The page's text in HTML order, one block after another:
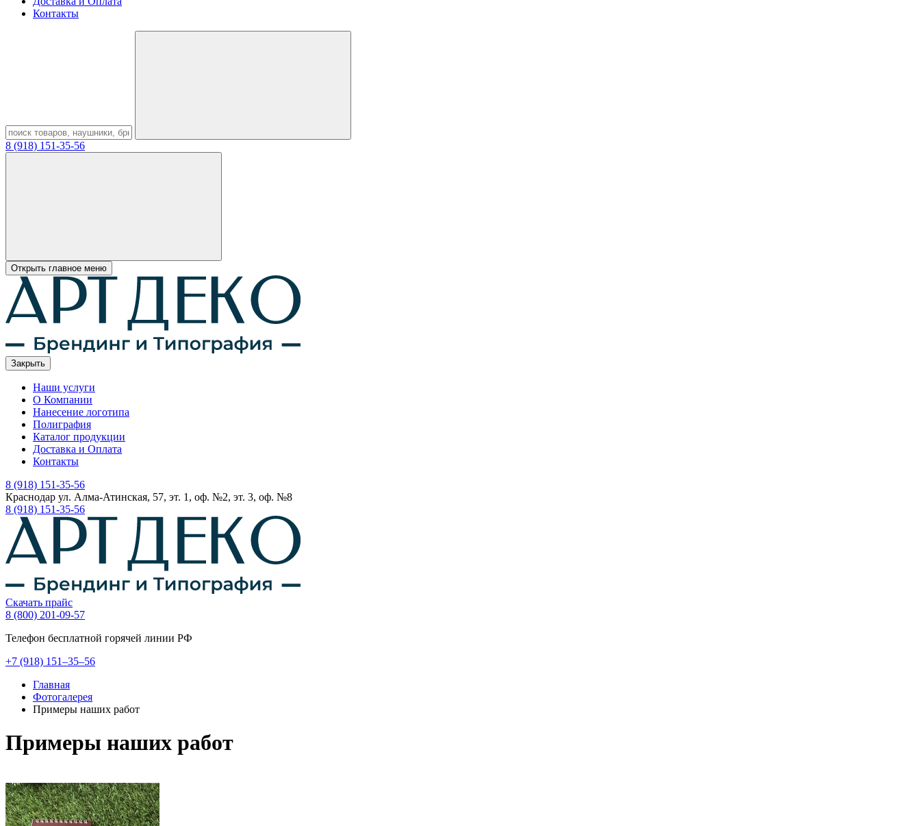
Контакты
8 (918) 151-35-56
Открыть главное меню
Закрыть
Наши услуги
О Компании
Нанесение логотипа
Полиграфия
Каталог продукции
Доставка и Оплата
Контакты
8 (918) 151-35-56
Краснодар ул. Алма-Атинская, 57, эт. 1, оф. №2, эт. 3, оф. №8
8 (918) 151-35-56
Скачать прайс
8 (800) 201-09-57
Телефон бесплатной горячей линии РФ
+7 (918) 151–35–56
Главная
Фотогалерея
Примеры наших работ
Примеры наших работ